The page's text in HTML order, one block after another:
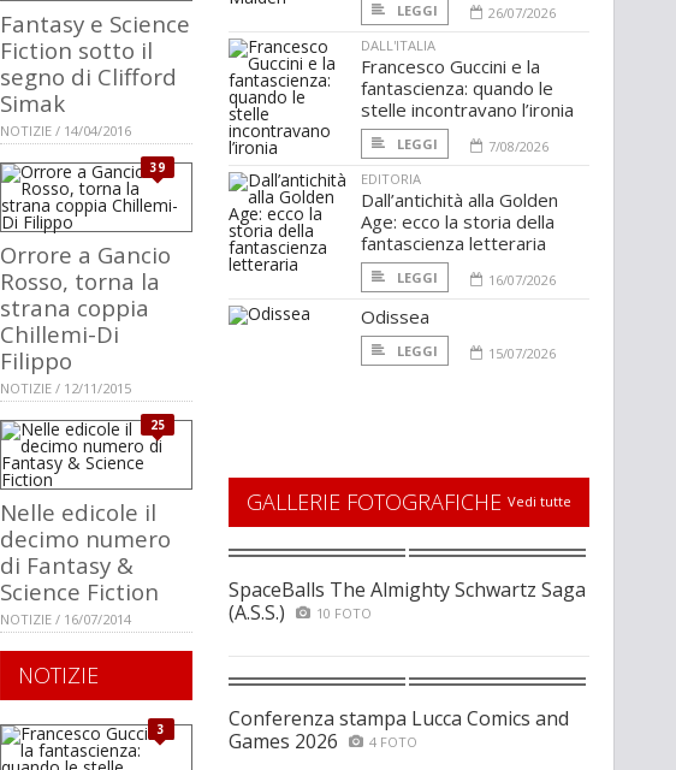
Fantasy e Science
Fiction sotto il
segno di Clifford
Simak
NOTIZIE / 14/04/2016
39
Orrore a Gancio
Rosso, torna la
strana coppia
Chillemi-Di
Filippo
NOTIZIE / 12/11/2015
25
Nelle edicole il
decimo numero
di Fantasy &
Science Fiction
NOTIZIE / 16/07/2014
NOTIZIE
3
LEGGI
26/07/2026
DALL'ITALIA
Francesco Guccini e la
fantascienza: quando le
stelle incontravano l’ironia
LEGGI
7/08/2026
EDITORIA
Dall’antichità alla Golden
Age: ecco la storia della
fantascienza letteraria
LEGGI 16/07/2026
Odissea
LEGGI 15/07/2026
GALLERIE FOTOGRAFICHE Vedi tutte
SpaceBalls The Almighty Schwartz Saga
(A.S.S.)
10 FOTO
Conferenza stampa Lucca Comics and
Games 2026
4 FOTO